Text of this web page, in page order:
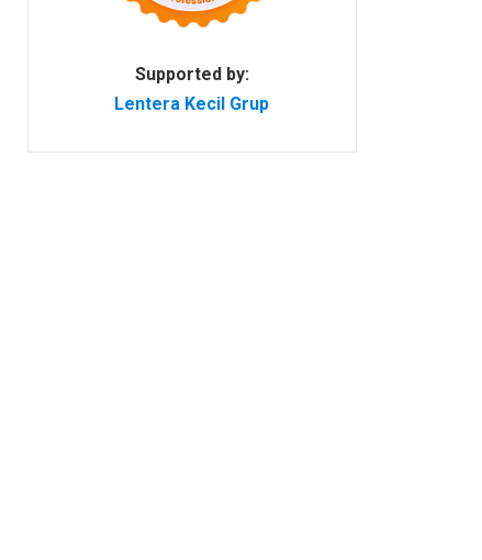
Supported by:
Lentera Kecil Grup